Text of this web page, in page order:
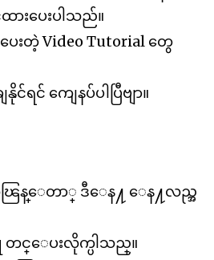
းပေးပါသည်။
းတဲ့ Video Tutorial တွေ
ရင် ကျေနပ်ပါပြီဗျာ။
ကၽြန္ေတာ္ ဒီေန႔ ‌ေန႔လည္အ
တင္ေပးလိုက္ပါသည္။